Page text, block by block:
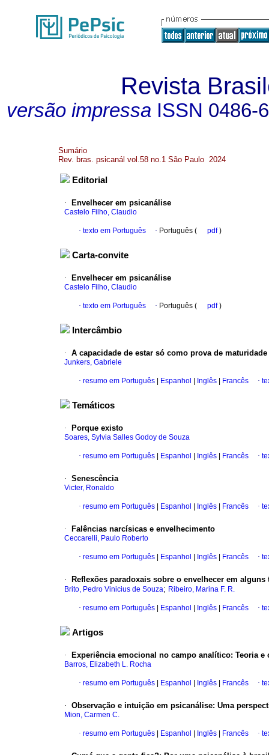
Revista
versão impressa ISSN 0486-
Sumário
Rev. bras. psicanál vol.58 no.1 São Paulo 2024
Editorial
· Envelhecer em psicanálise
Castelo Filho, Claudio
· texto em Português · Português ( pdf)
Carta-convite
· Envelhecer em psicanálise
Castelo Filho, Claudio
· texto em Português · Português ( pdf)
Intercâmbio
· A capacidade de estar só como prova de
Junkers, Gabriele
· resumo em Português Espanhol Inglês Francês ·
Temáticos
· Porque existo
Soares, Sylvia Salles Godoy de Souza
· resumo em Português Espanhol Inglês Francês ·
· Senescência
Victer, Ronaldo
· resumo em Português Espanhol Inglês Francês ·
· Falências narcísicas e envelhecimento
Ceccarelli, Paulo Roberto
· resumo em Português Espanhol Inglês Francês ·
· Reflexões paradoxais sobre o envelhecer em alguns
Brito, Pedro Vinicius de Souza; Ribeiro, Marina F. R.
· resumo em Português Espanhol Inglês Francês ·
Artigos
· Experiência emocional no campo analítico: Teoria e
Barros, Elizabeth L. Rocha
· resumo em Português Espanhol Inglês Francês ·
· Observação e intuição em psicanálise: Uma
Mion, Carmen C.
· resumo em Português Espanhol Inglês Francês ·